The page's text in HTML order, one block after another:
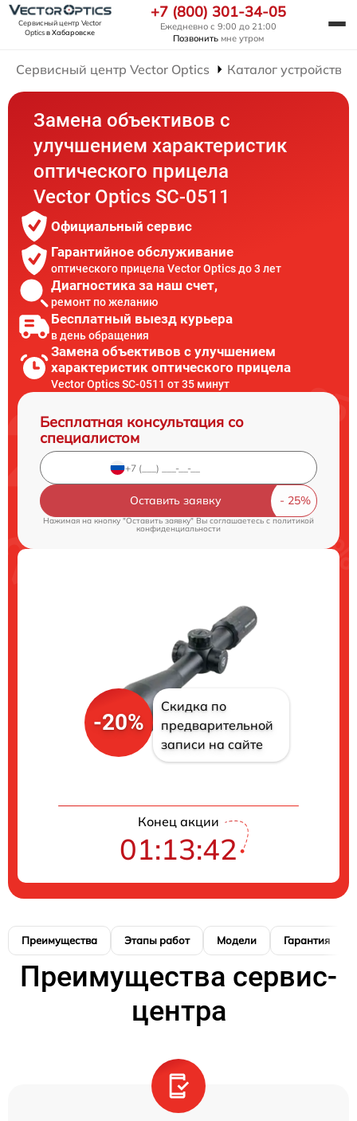
Сервисный центр Vector
Opticsв Хабаровске
+7 (800) 301-34-05
Ежедневно с 9:00 до 21:00
Позвонить мне утром
Сервисный центр Vector Optics Каталог устройств
Замена объективов с
улучшением характеристик
оптического прицела
Vector Optics SC-0511
Официальный сервис
Гарантийное обслуживание
оптического прицела Vector Optics до 3 лет
Диагностика за наш счет,
ремонт по желанию
Бесплатный выезд курьера
в день обращения
Замена объективов с улучшением
характеристик оптического прицела
Vector Optics SC-0511 от 35 минут
Бесплатная консультация со
специалистом
Оставить заявку
Нажимая на кнопку "Оставить заявку" Вы соглашаетесь cполитикой
конфиденциальности
-20%
Скидка по
предварительной
записи на сайте
Конец акции
01:13:41
Преимущества Этапы работ Модели Гарантия
Преимущества сервис-
центра